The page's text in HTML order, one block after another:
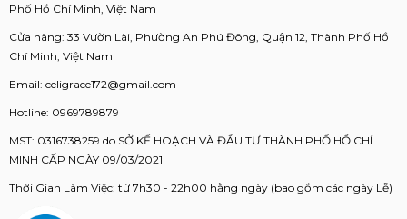
Phố Hồ Chí Minh, Việt Nam
Cửa hàng: 33 Vườn Lài, Phường An Phú Đông, Quận 12, Thành Phố Hồ
Chí Minh, Việt Nam
Email: celigrace172@gmail.com
Hotline: 0969789879
MST: 0316738259 do SỞ KẾ HOẠCH VÀ ĐẦU TƯ THÀNH PHỐ HỒ CHÍ
MINH CẤP NGÀY 09/03/2021
Thời Gian Làm Việc: từ 7h30 - 22h00 hằng ngày (bao gồm các ngày Lễ)